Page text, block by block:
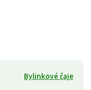
Bylinkové čaje